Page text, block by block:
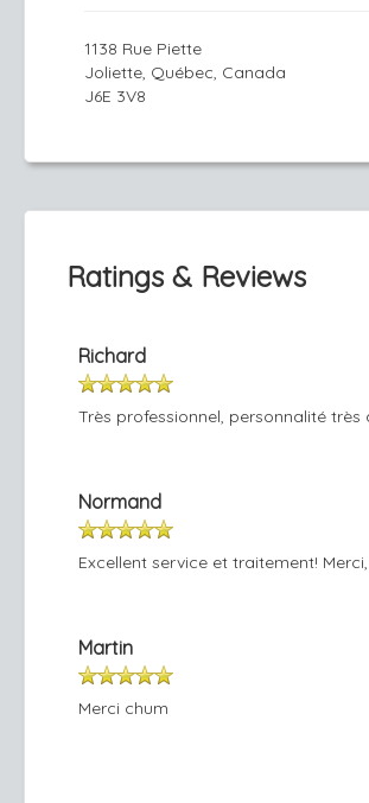
1138 Rue Piette
Joliette, Québec, Canada
J6E 3V8
Ratings & Reviews
Richard
Très professionnel, personnalité
Normand
Excellent service et traitement!
Martin
Merci chum